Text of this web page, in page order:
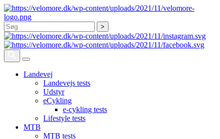
Søg
Landevej
Landevejs tests
Udstyr
eCykling
e-cykling tests
Lifestyle tests
MTB
MTB tests